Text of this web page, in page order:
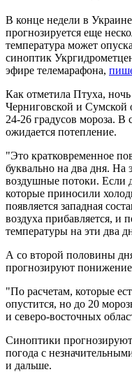
В конце недели в
прогнозируется еще
температура может
синоптик
эфире телемарафона,
Как отметила Птуха,
Черниговской и Сумской
24-26 градусов мороза. В
ожидается потепление.
"Это кратковременное
буквально на два дня. На
воздушные потоки. Если
которые приносили
появляется западная
воздуха прибавляется, и
температуры на эти два
А со второй половины
прогнозируют
"По расчетам, которые
опустится, но до 20
и северо-восточных
Синоптики
погода с
и дальше.